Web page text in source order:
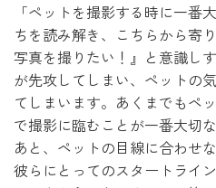
「ペットを撮影する時に一番
ちを読み解き、こちらから寄
写真を撮りたい！』と意識し
が先攻してしまい、ペットの
てしまいます。あくまでもペ
で撮影に臨むことが一番大切
あと、ペットの目線に合わせ
彼らにとってのスタートライ